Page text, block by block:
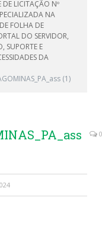
DE LICITAÇÃO Nº
NA
FOLHA DE
DO SERVIDOR,
SUPORTE E
DA
(1)
0